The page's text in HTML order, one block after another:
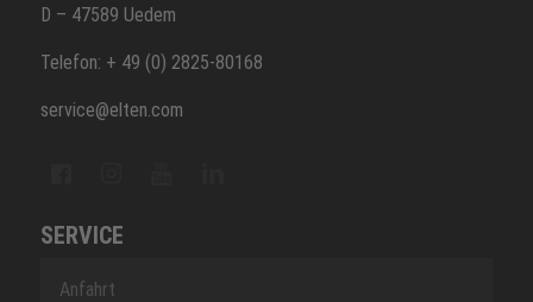
D – 47589 Uedem
Telefon: + 49 (0) 2825-80168
service@elten.com
SERVICE
Anfahrt